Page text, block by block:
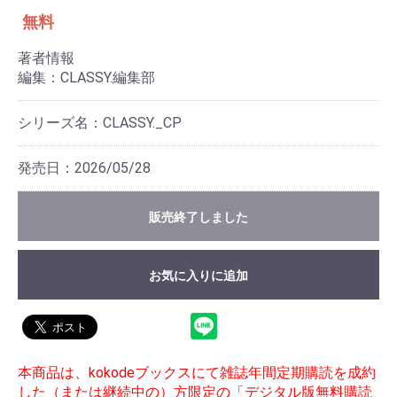
無料
著者情報
編集：CLASSY.編集部
シリーズ名：CLASSY._CP
発売日：2026/05/28
販売終了しました
お気に入りに追加
本商品は、kokodeブックスにて雑誌年間定期購読を成約
した（または継続中の）方限定の「デジタル版無料購読